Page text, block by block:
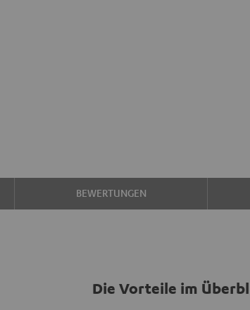
BEWERTUNGEN
Die Vorteile im